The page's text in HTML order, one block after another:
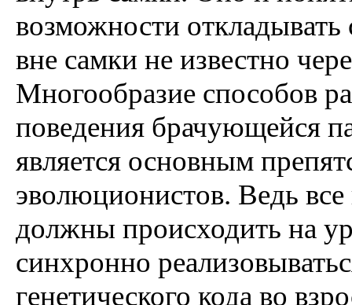
возможности
вне самки не известно
Многообразие способов
поведения брачующейся
является основным
эволюционистов. Ведь все
должны происходить на
синхронно
генетического кода во